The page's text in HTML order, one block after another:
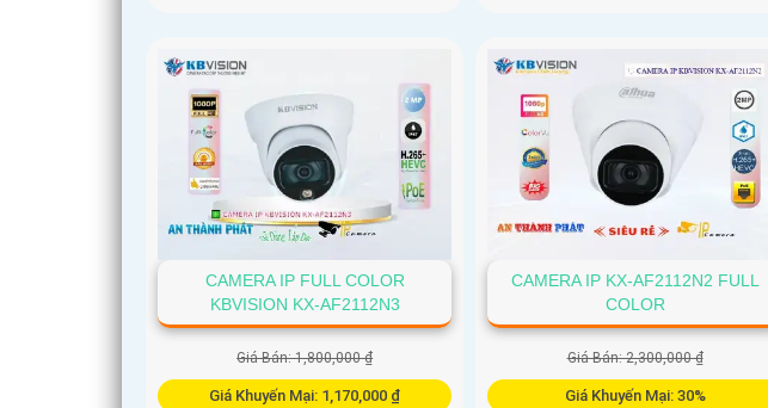
CAMERA IP FULL COLOR
KBVISION KX-AF2112N3
Giá Bán: 1,800,000 ₫
Giá Khuyến Mại: 1,170,000 ₫
CAMERA IP KX-AF2112N2 FULL
COLOR
Giá Bán: 2,300,000 ₫
Giá Khuyến Mại: 30%